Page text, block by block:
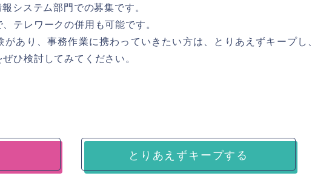
システム部門での募集です。
テレワークの併用も可能です。
あり、事務作業に携わっていきたい方は、とりあえずキープし、
ひ検討してみてください。
とりあえずキープする